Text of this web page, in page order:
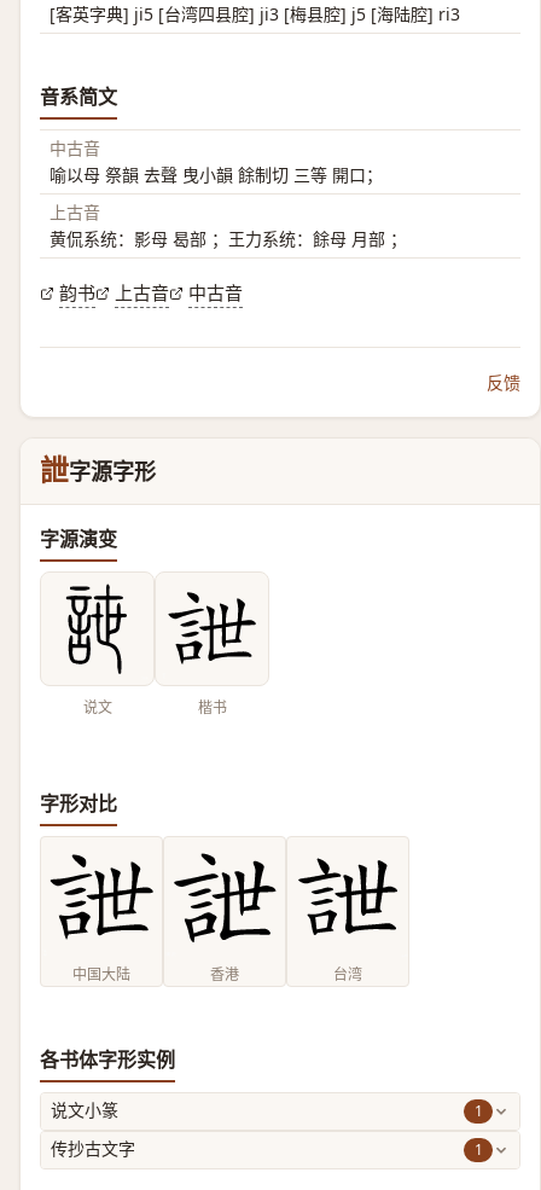
[客英字典] ji5 [台湾四县腔] ji3 [梅县腔] j5 [海陆腔] ri3
音系简文
中古音
喻以母 祭韻 去聲 曳小韻 餘制切 三等 開口；
上古音
黄侃系统：影母 曷部 ；王力系统：餘母 月部 ；
韵书 上古音 中古音
反馈
詍字源字形
字源演变
说文 楷书
字形对比
中国大陆 香港 台湾
各书体字形实例
说文小篆 1
传抄古文字 1